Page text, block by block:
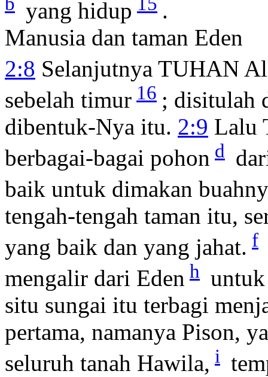
yang hidup
.
Manusia dan taman Eden
2:8 Selanjutnya TUHAN
sebelah timur 16 ; disitulah
dibentuk-Nya itu. 2:9 Lalu
berbagai-bagai pohon d
baik untuk dimakan
tengah-tengah taman itu,
yang baik dan yang jahat. f
mengalir dari Eden h
situ sungai itu terbagi
pertama, namanya Pison,
seluruh tanah Hawila, i